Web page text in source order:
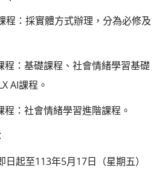
程：採實體方式辦理，分為必修及
程：基礎課程、社會情緒學習基礎
AI課程。
程：社會情緒學習進階課程。
日起至113年5月17日（星期五）